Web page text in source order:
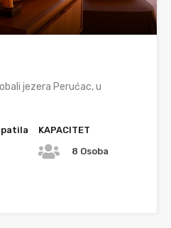
jezera Perućac, u
KAPACITET
8 Osoba